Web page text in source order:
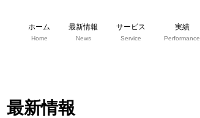
ホーム
Home
最新情報
News
サービス
Service
実績
Performance
最新情報